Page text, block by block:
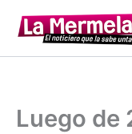
contenido
Luego de